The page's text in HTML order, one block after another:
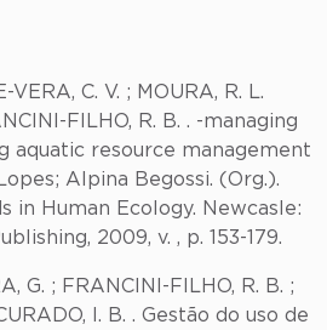
VERA, C. V. ; MOURA, R. L.
FILHO, R. B. . -managing
aquatic resource management
Alpina Begossi. (Org.).
in Human Ecology. Newcasle:
2009, v. , p. 153-179.
G. ; FRANCINI-FILHO, R. B. ;
I. B. . Gestão do uso de